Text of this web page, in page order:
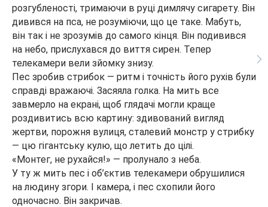
розгубленості, тримаючи в руці димлячу сигарету. Він
дивився на пса, не розуміючи, що це таке. Мабуть,
він так і не зрозумів до самого кінця. Він подивився
на небо, прислухався до виття сирен. Тепер
телекамери вели зйомку знизу.
Пес зробив стрибок — ритм і точність його рухів були
справді вражаючі. Засяяла голка. На мить все
завмерло на екрані, щоб глядачі могли краще
роздивитись всю картину: здивований вигляд
жертви, порожня вулиця, сталевий монстр у стрибку
— цю гігантську кулю, що летить до цілі.
«Монтег, не рухайся!» — пролунало з неба.
У ту ж мить пес і об’єктив телекамери обрушилися
на людину згори. І камера, і пес схопили його
одночасно. Він закричав.